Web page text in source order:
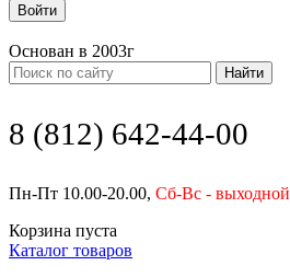
Войти
Основан в 2003г
Найти
8 (812) 642-44-00
Пн-Пт 10.00-20.00, Сб-Вс - выходной
Корзина пуста
Каталог товаров